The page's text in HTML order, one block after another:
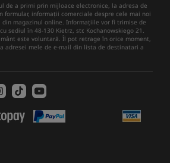
de a primi prin mijloace electronice, la adresa de
formular, informații comerciale despre cele mai noi
magazinul online. Informațiile vor fi trimise de
cu sediul în 48-130 Kietrz, str. Kochanowskiego 21.
este voluntară. Îl pot retrage în orice moment,
adresei mele de e-mail din lista de destinatari a